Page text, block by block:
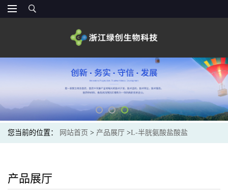
您当前的位置： 网站首页 > 产品展厅 >L-半胱氨酸盐酸盐
产品展厅